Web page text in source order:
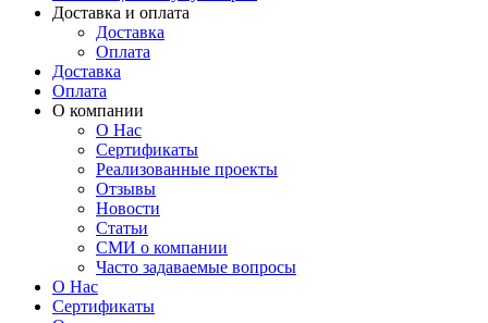
Доставка и оплата
Доставка
Оплата
Доставка
Оплата
О компании
О Нас
Сертификаты
Реализованные проекты
Отзывы
Новости
Статьи
СМИ о компании
Часто задаваемые вопросы
О Нас
Сертификаты